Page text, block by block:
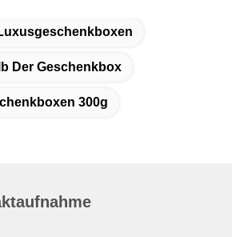
Der Geschenkbox
300g